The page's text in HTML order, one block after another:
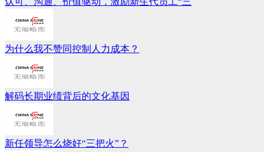
为什么我不赞同控制人力成本？
解码长期业绩背后的文化基因
新任领导怎么烧好“三把火”？